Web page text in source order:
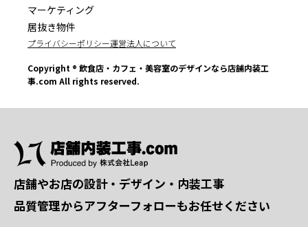
マーケティング
居抜き物件
プライバシーポリシー運営法人について
Copyright ® 飲食店・カフェ・美容室のデザインなら店舗内装工
事.com All rights reserved.
店舗やお店の設計・デザイン・内装工事
品質管理からアフターフォローもお任せください